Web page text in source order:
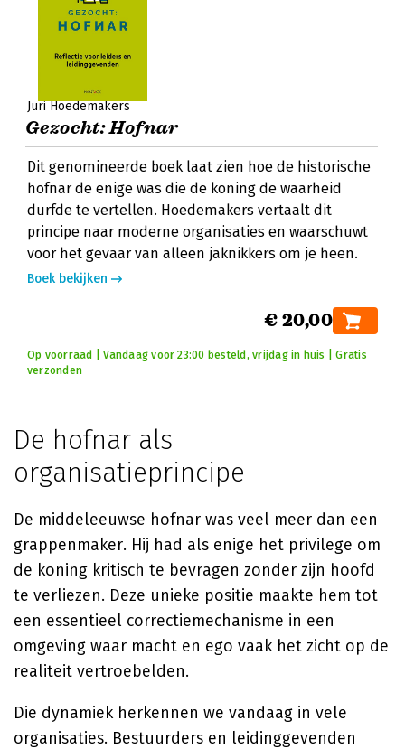
Juri Hoedemakers
Gezocht: Hofnar
Dit genomineerde boek laat zien hoe de historische
hofnar de enige was die de koning de waarheid
durfde te vertellen. Hoedemakers vertaalt dit
principe naar moderne organisaties en waarschuwt
voor het gevaar van alleen jaknikkers om je heen.
Boek bekijken
€ 20,00
Op voorraad | Vandaag voor 23:00 besteld, vrijdag in huis | Gratis
verzonden
De hofnar als
organisatieprincipe
De middeleeuwse hofnar was veel meer dan een
grappenmaker. Hij had als enige het privilege om
de koning kritisch te bevragen zonder zijn hoofd
te verliezen. Deze unieke positie maakte hem tot
een essentieel correctiemechanisme in een
omgeving waar macht en ego vaak het zicht op de
realiteit vertroebelden.
Die dynamiek herkennen we vandaag in vele
organisaties. Bestuurders en leidinggevenden